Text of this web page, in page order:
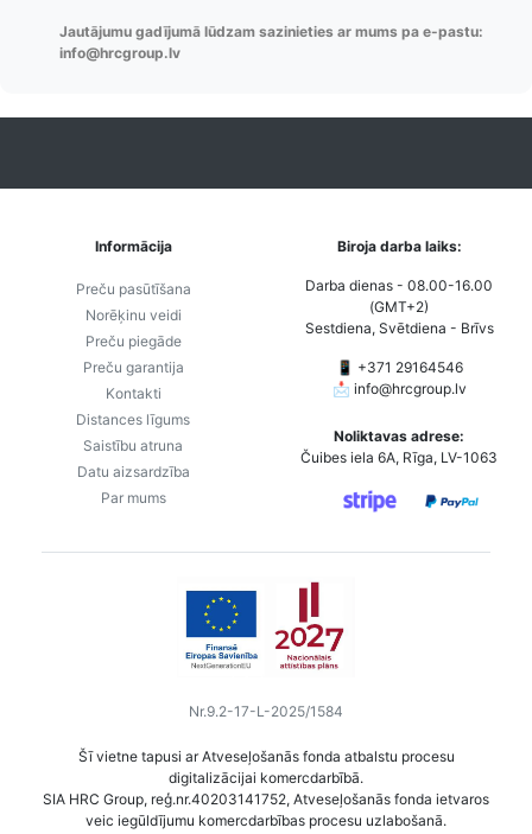
Jautājumu gadījumā lūdzam sazinieties ar mums pa e-pastu:
info@hrcgroup.lv
Informācija
Preču pasūtīšana
Norēķinu veidi
Preču piegāde
Preču garantija
Kontakti
Distances līgums
Saistību atruna
Datu aizsardzība
Par mums
Biroja darba laiks:
Darba dienas - 08.00-16.00
(GMT+2)
Sestdiena, Svētdiena - Brīvs
📱 +371 29164546
📩 info@hrcgroup.lv
Noliktavas adrese:
Čuibes iela 6A, Rīga, LV-1063
Nr.9.2-17-L-2025/1584
Šī vietne tapusi ar Atveseļošanās fonda atbalstu procesu
digitalizācijai komercdarbībā.
SIA HRC Group, reģ.nr.40203141752, Atveseļošanās fonda ietvaros
veic iegūldījumu komercdarbības procesu uzlabošanā.